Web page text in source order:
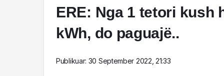
ERE: Nga 1 tetori kush
kWh, do paguajë..
Publikuar: 30 September 2022, 21:33